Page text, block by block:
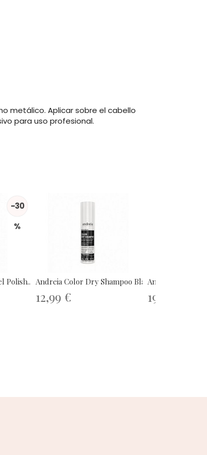
metálico. Aplicar sobre el cabello
para uso profesional.
-30
%
Polish... Andreia Color Dry Shampoo Black...
12,99 €
Andreia
19,99 €